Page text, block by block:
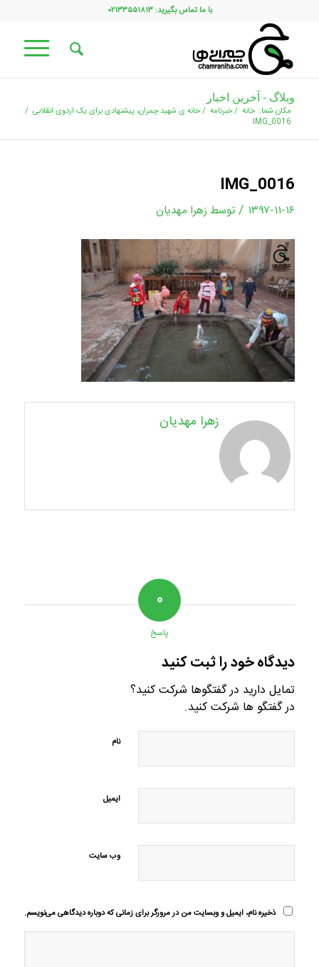
با ما تماس بگیرید: ۰۲۱۳۳۵۵۱۸۱۳
وبلاگ - آخرین اخبار
مکان شما: خانه /خبرنامه /خانه ی شهید چمران، پیشنهادی برای یک اردوی انقلابی /
IMG_0016
IMG_0016
۱۳۹۷-۱۱-۱۶ / توسط زهرا مهدیان
زهرا مهدیان
۰
پاسخ
دیدگاه خود را ثبت کنید
تمایل دارید در گفتگوها شرکت کنید؟
در گفتگو ها شرکت کنید.
نام
ایمیل
وب‌ سایت
ذخیره نام، ایمیل و وبسایت من در مرورگر برای زمانی که دوباره دیدگاهی می‌نویسم.